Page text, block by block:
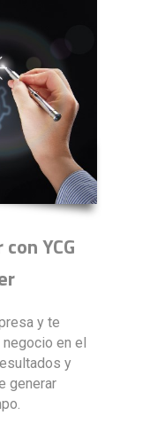
YCG
y te
en el
y
generar